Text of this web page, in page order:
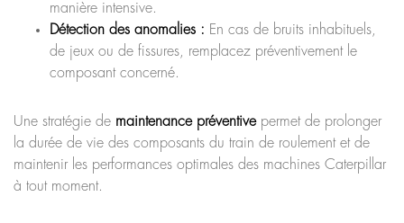
manière intensive.
Détection des anomalies : En cas de bruits inhabituels,
de jeux ou de fissures, remplacez préventivement le
composant concerné.
Une stratégie de maintenance préventivepermet de prolonger
la durée de vie des composants du train de roulement et de
maintenir les performances optimales des machines Caterpillar
à tout moment.